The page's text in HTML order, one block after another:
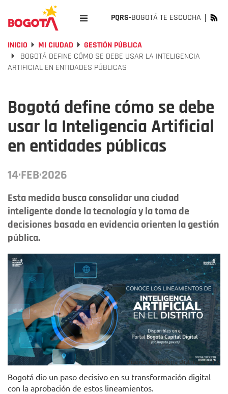
PQRS-BOGOTÁ TE ESCUCHA
INICIO MI CIUDAD
GESTIÓN PÚBLICA
BOGOTÁ DEFINE CÓMO SE DEBE USAR LA INTELIGENCIA
ARTIFICIAL EN ENTIDADES PÚBLICAS
Bogotá define cómo se debe
usar la Inteligencia Artificial
en entidades públicas
14·FEB·2026
Esta medida busca consolidar una ciudad
inteligente donde la tecnología y la toma de
decisiones basada en evidencia orienten la gestión
pública.
Diseño: Consejería Distrital de TIC
Bogotá dio un paso decisivo en su transformación digital
con la aprobación de estos lineamientos.